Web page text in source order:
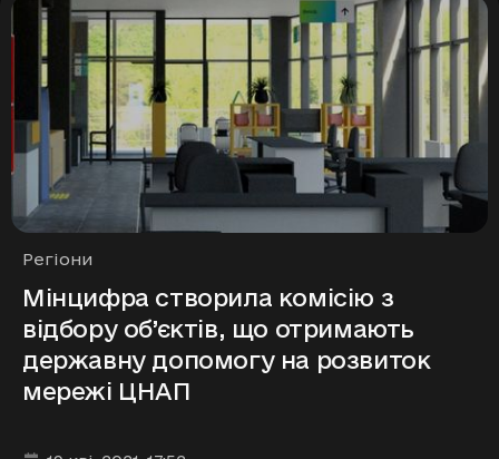
Рубрики
Регіони
Мінцифра створила комісію з
відбору об’єктів, що отримають
державну допомогу на розвиток
мережі ЦНАП